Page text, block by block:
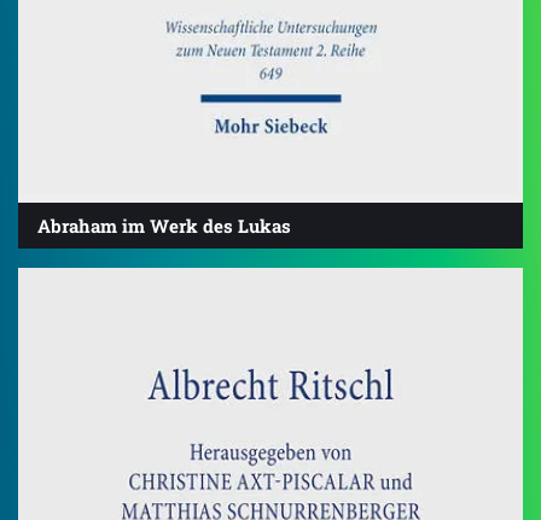
Abraham im Werk des Lukas